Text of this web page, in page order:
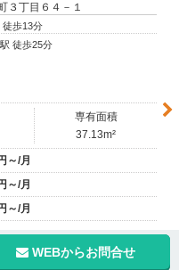
３丁目６４－１
徒歩13分
徒歩25分
専有面積
37.13m²
～/月
～/月
～/月
WEBからお問合せ